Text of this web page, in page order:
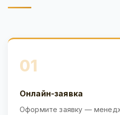
01
Онлайн-заявка
Оформите заявку —